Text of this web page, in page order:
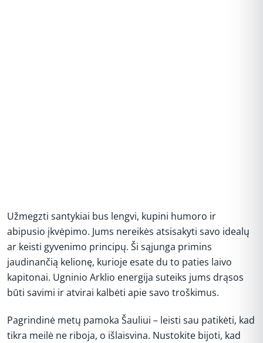
Užmegzti santykiai bus lengvi, kupini humoro ir
abipusio įkvėpimo. Jums nereikės atsisakyti savo idealų
ar keisti gyvenimo principų. Ši sąjunga primins
jaudinančią kelionę, kurioje esate du to paties laivo
kapitonai. Ugninio Arklio energija suteiks jums drąsos
būti savimi ir atvirai kalbėti apie savo troškimus.
Pagrindinė metų pamoka Šauliui – leisti sau patikėti, kad
tikra meilė ne riboja, o išlaisvina. Nustokite bijoti, kad